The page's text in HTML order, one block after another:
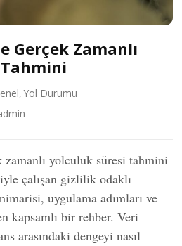
Gerçek Zamanlı
Yol Durumu
yolculuk süresi tahmini
çalışan gizlilik odaklı
uygulama adımları ve
kapsamlı bir rehber. Veri
arasındaki dengeyi nasıl